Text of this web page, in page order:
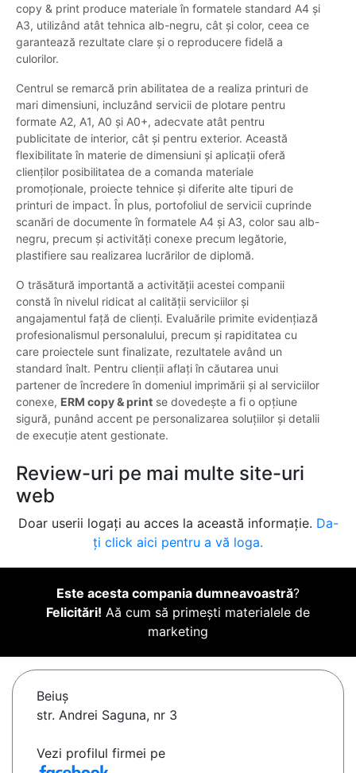
copy & print produce materiale în formatele standard A4 și
A3, utilizând atât tehnica alb-negru, cât și color, ceea ce
garantează rezultate clare și o reproducere fidelă a
culorilor.
Centrul se remarcă prin abilitatea de a realiza printuri de
mari dimensiuni, incluzând servicii de plotare pentru
formate A2, A1, A0 și A0+, adecvate atât pentru
publicitate de interior, cât și pentru exterior. Această
flexibilitate în materie de dimensiuni și aplicații oferă
clienților posibilitatea de a comanda materiale
promoționale, proiecte tehnice și diferite alte tipuri de
printuri de impact. În plus, portofoliul de servicii cuprinde
scanări de documente în formatele A4 și A3, color sau alb-
negru, precum și activități conexe precum legătorie,
plastifiere sau realizarea lucrărilor de diplomă.
O trăsătură importantă a activității acestei companii
constă în nivelul ridicat al calității serviciilor și
angajamentul față de clienți. Evaluările primite evidențiază
profesionalismul personalului, precum și rapiditatea cu
care proiectele sunt finalizate, rezultatele având un
standard înalt. Pentru clienții aflați în căutarea unui
partener de încredere în domeniul imprimării și al serviciilor
conexe, ERM copy & print se dovedește a fi o opțiune
sigură, punând accent pe personalizarea soluțiilor și detalii
de execuție atent gestionate.
Review-uri pe mai multe site-uri
web
Doar userii logați au acces la această informație. Da-
ți click aici pentru a vă loga.
Este acesta compania dumneavoastră?
Felicitări! Aă cum să primești materialele de
marketing
Beiuş
str. Andrei Saguna, nr 3
Vezi profilul firmei pe